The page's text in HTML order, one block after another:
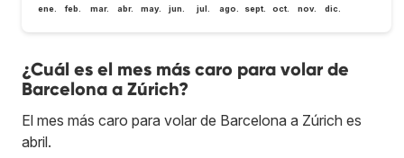
ene. feb. mar. abr. may. jun. jul. ago. sept. oct. nov. dic.
¿Cuál es el mes más caro para volar de
Barcelona a Zúrich?
El mes más caro para volar de Barcelona a Zúrich es
abril.